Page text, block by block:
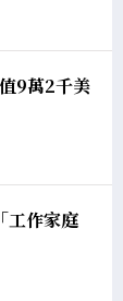
9萬2千美
工作家庭